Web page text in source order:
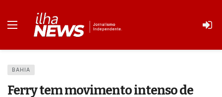
BAHIA
Ferry tem movimento intenso de